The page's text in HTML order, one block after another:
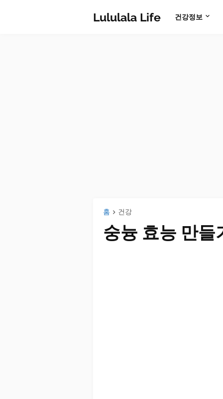
Lululala Life 건강정보
홈 건강
숭늉 효능 만들